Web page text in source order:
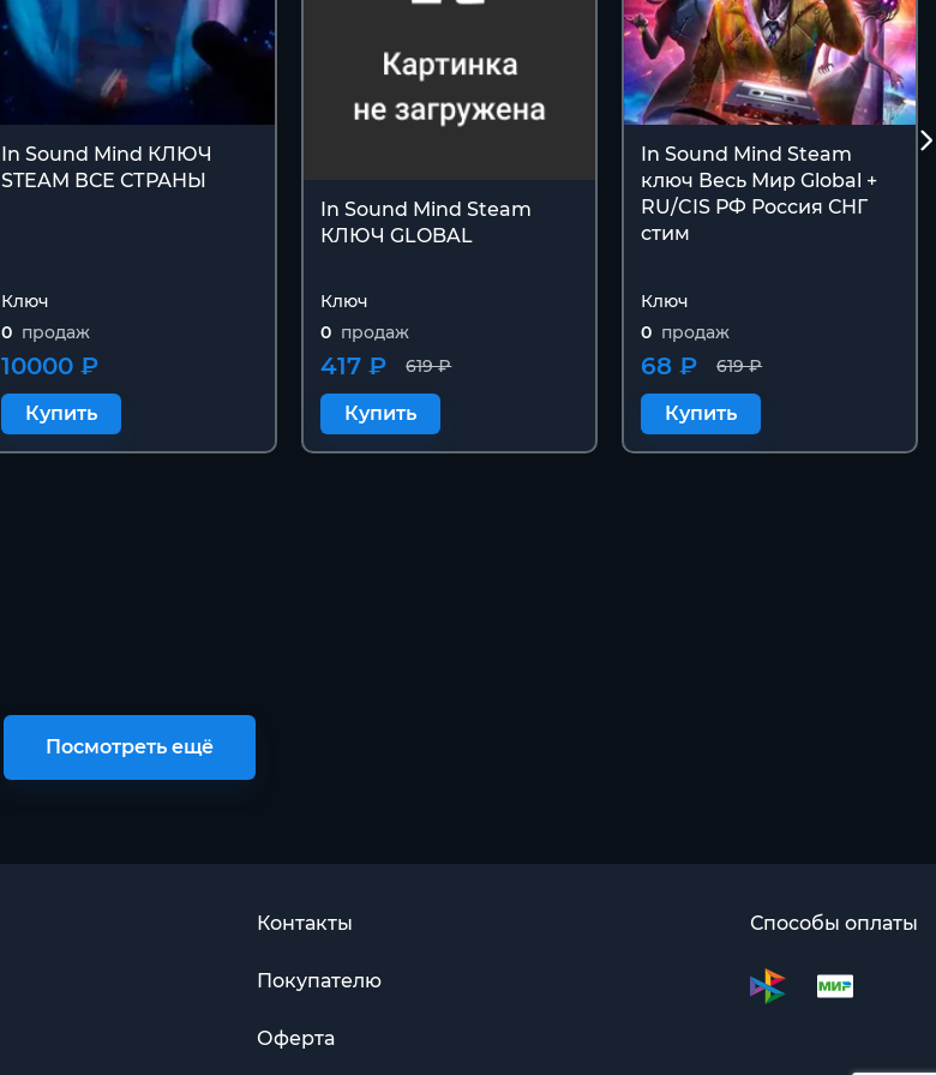
In Sound Mind КЛЮЧ
STEAM ВСЕ СТРАНЫ
Ключ
0 продаж
10000 ₽
Купить
In Sound Mind Steam
КЛЮЧ GLOBAL
Ключ
0 продаж
619 ₽
417 ₽
Купить
In Sound Mind Steam
ключ Весь Мир Global +
RU/CIS РФ Россия СНГ
стим
Ключ
0 продаж
619 ₽
68 ₽
Купить
Посмотреть ещё
Контакты
Покупателю
Оферта
Способы оплаты